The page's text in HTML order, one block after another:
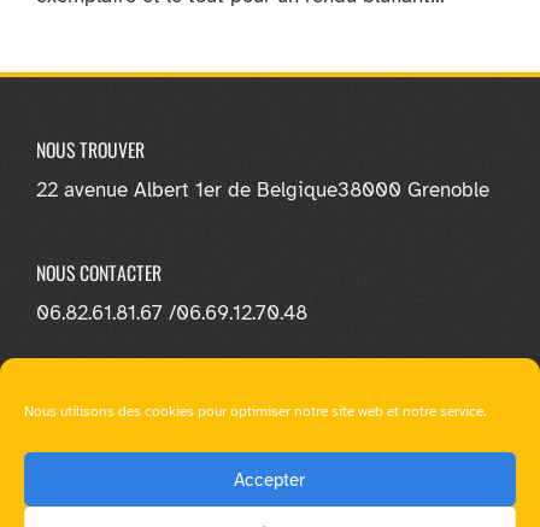
Nous utilisons des cookies pour optimiser notre site web et notre service.
Accepter
NOUS TROUVER
22 avenue Albert 1er de Belgique38000 Grenoble
NOUS CONTACTER
06.82.61.81.67 /06.69.12.70.48